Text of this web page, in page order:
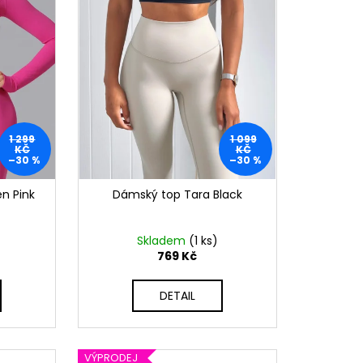
1 299
KČ
–30 %
Pink
1 099
KČ
–30 %
Dámský top Tara Black
Skladem (1 ks)
769 Kč
DETAIL
VÝPRODEJ